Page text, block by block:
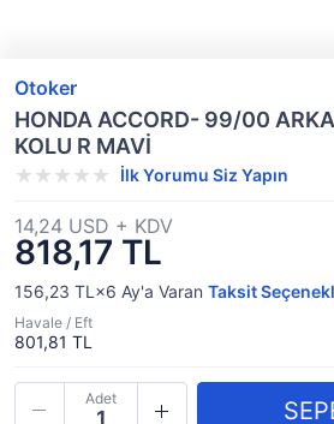
Otoker
HONDA ACCORD- 99/00
KOLU R MAVİ
İlk Yorumu Siz Yapın
818,17 TL
14,24 USD + KDV
156,23 TL×6 Ay'a Varan Taksit
Havale / Eft
801,81 TL
Adet